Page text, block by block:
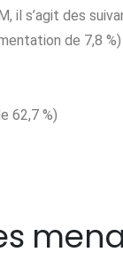
il s’agit des
de 7,8 %)
62,7 %)